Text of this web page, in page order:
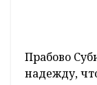
Прабово
надежду,